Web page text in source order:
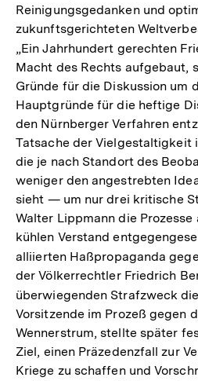
Reinigungsgedanken und
zukunftsgerichteten
„Ein Jahrhundert gerechten
Macht des Rechts aufgebaut,
Gründe für die Diskussion um
Hauptgründe für die heftige
den Nürnberger Verfahren
Tatsache der Vielgestaltigkeit
die je nach Standort des
weniger den angestrebten
sieht — um nur drei kritische
Walter Lippmann die
kühlen Verstand
alliierten Haßpropaganda
der Völkerrechtler Friedrich
überwiegenden Strafzweck
Vorsitzende im Prozeß gegen
Wennerstrum, stellte später
Ziel, einen Präzedenzfall zur
Kriege zu schaffen und